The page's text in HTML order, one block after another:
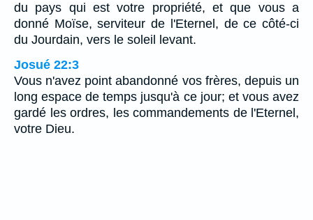
du pays qui est votre propriété, et que vous a
donné Moïse, serviteur de l'Eternel, de ce côté-ci
du Jourdain, vers le soleil levant.
Josué 22:3
Vous n'avez point abandonné vos frères, depuis un
long espace de temps jusqu'à ce jour; et vous avez
gardé les ordres, les commandements de l'Eternel,
votre Dieu.